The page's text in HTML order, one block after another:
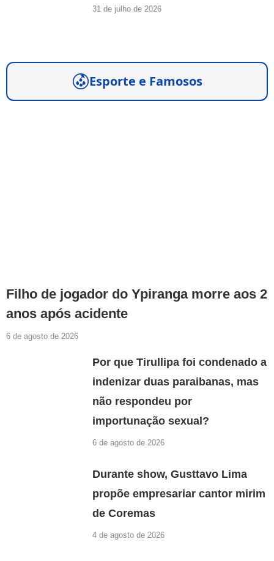
31 de julho de 2026
Esporte e Famosos
Filho de jogador do Ypiranga morre aos 2
anos após acidente
6 de agosto de 2026
Por que Tirullipa foi condenado a
indenizar duas paraibanas, mas
não respondeu por
importunação sexual?
6 de agosto de 2026
Durante show, Gusttavo Lima
propõe empresariar cantor mirim
de Coremas
4 de agosto de 2026